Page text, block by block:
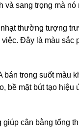
sang trọng mà nó
thường tượng
Đây là màu
trong suốt màu
bề mặt bút tạo hiệu
cân bằng tổng